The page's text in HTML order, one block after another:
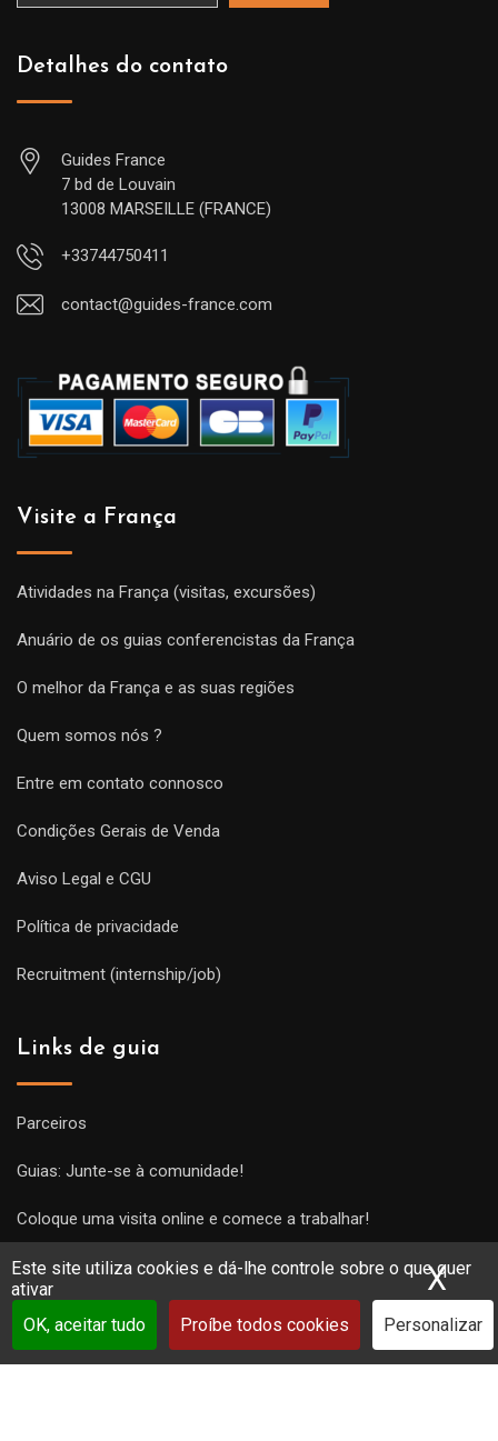
Este site utiliza cookies e dá-lhe controle sobre o que quer
ativar
OK, aceitar tudo
Proíbe todos cookies Personalizar
X
Detalhes do contato
Guides France
7 bd de Louvain
13008 MARSEILLE (FRANCE)
+33744750411
contact@guides-france.com
Visite a França
Atividades na França (visitas, excursões)
Anuário de os guias conferencistas da França
O melhor da França e as suas regiões
Quem somos nós ?
Entre em contato connosco
Condições Gerais de Venda
Aviso Legal e CGU
Política de privacidade
Recruitment (internship/job)
Links de guia
Parceiros
Guias: Junte-se à comunidade!
Coloque uma visita online e comece a trabalhar!